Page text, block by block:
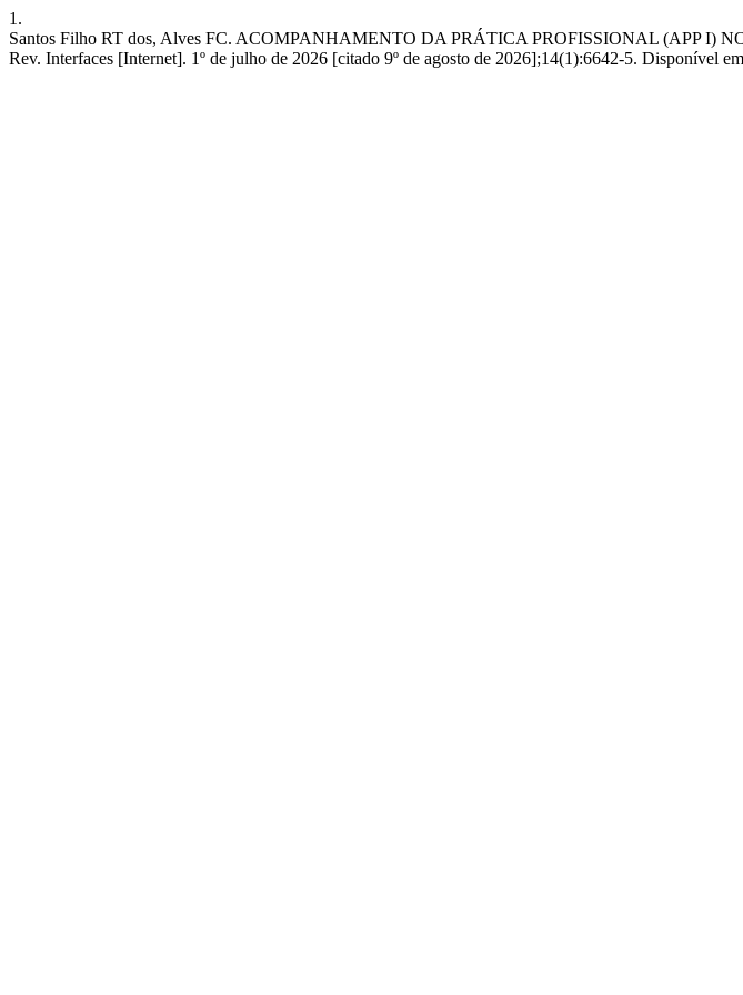
1.
Santos Filho RT dos, Alves FC. ACOMPANHAMENTO DA PRÁTICA PROFISSIONAL (APP
Rev. Interfaces [Internet]. 1º de julho de 2026 [citado 9º de agosto de 2026];14(1):6642-5. Disponível